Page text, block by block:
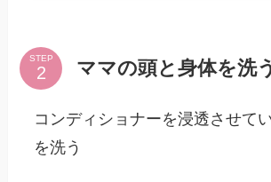
STEP ママの頭と身体を洗う
コンディショナーを浸透させて
を洗う